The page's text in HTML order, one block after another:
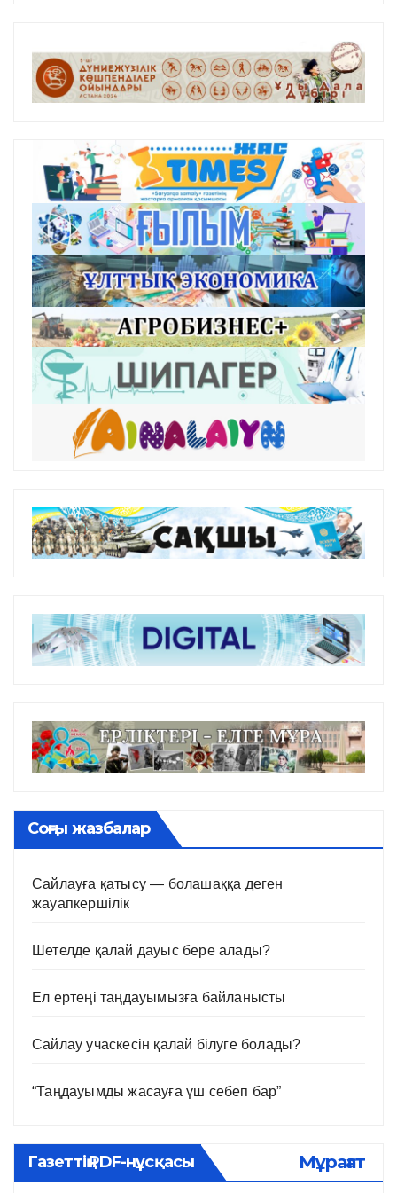
Соңғы жазбалар
Сайлауға қатысу — болашаққа деген
жауапкершілік
Шетелде қалай дауыс бере алады?
Ел ертеңі таңдауымызға байланысты
Сайлау учаскесін қалай білуге болады?
“Таңдауымды жасауға үш себеп бар”
Газеттің PDF-нұсқасы Мұрағат